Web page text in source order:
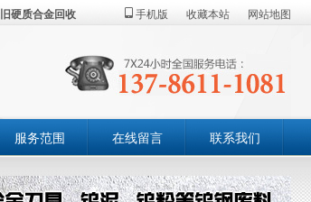
硬质合金回收 手机版 收藏本站 网站地图
服务范围 在线留言 联系我们